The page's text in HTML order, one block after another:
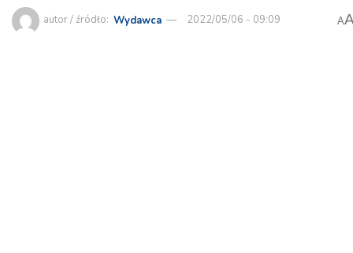
autor / źródło: Wydawca 2022/05/06 - 09:09 A